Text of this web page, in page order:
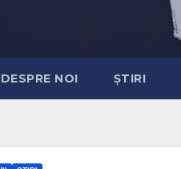
DESPRE NOI ȘTIRI